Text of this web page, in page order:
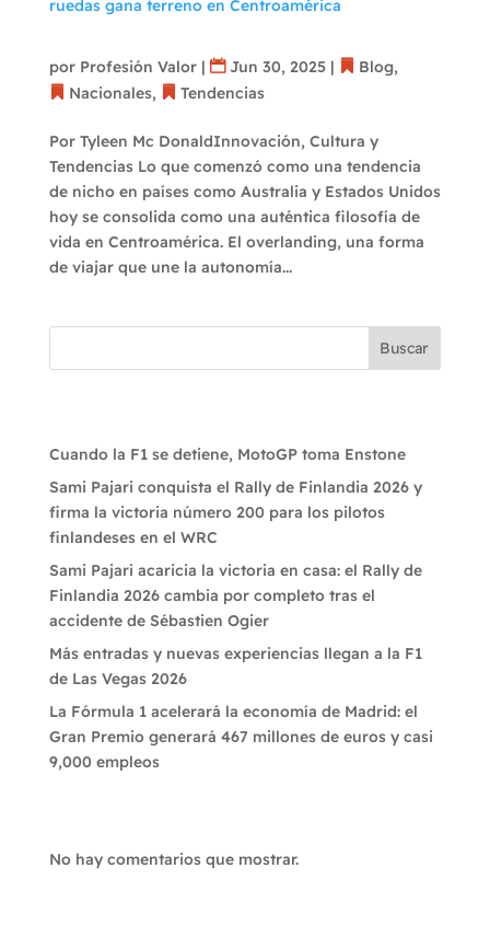
por Profesión Valor| Jun 30, 2025| Blog,
Nacionales, Tendencias
Por Tyleen Mc DonaldInnovación, Cultura y
Tendencias Lo que comenzó como una tendencia
de nicho en países como Australia y Estados Unidos
hoy se consolida como una auténtica filosofía de
vida en Centroamérica. El overlanding, una forma
de viajar que une la autonomía...
Buscar
Cuando la F1 se detiene, MotoGP toma Enstone
Sami Pajari conquista el Rally de Finlandia 2026 y
firma la victoria número 200 para los pilotos
finlandeses en el WRC
Sami Pajari acaricia la victoria en casa: el Rally de
Finlandia 2026 cambia por completo tras el
accidente de Sébastien Ogier
Más entradas y nuevas experiencias llegan a la F1
de Las Vegas 2026
La Fórmula 1 acelerará la economía de Madrid: el
Gran Premio generará 467 millones de euros y casi
9,000 empleos
No hay comentarios que mostrar.